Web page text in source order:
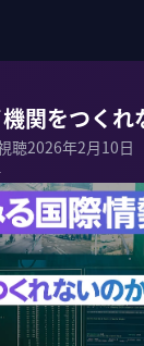
関をつくれ
聴2026年2月10日